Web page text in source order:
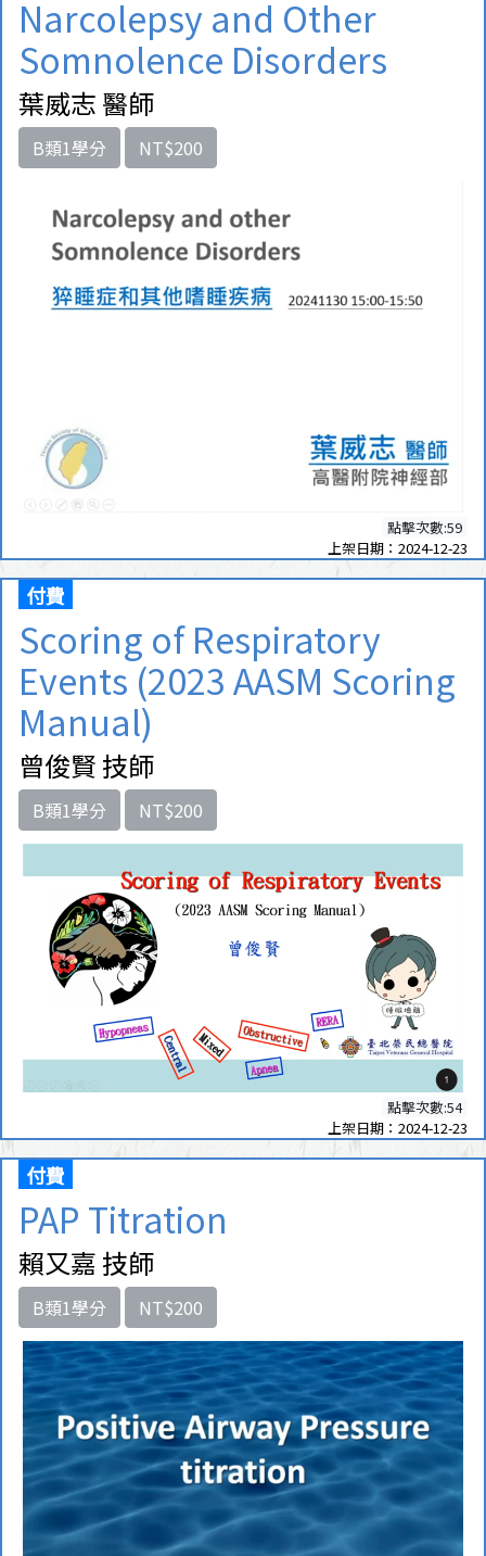
Narcolepsy and Other
Somnolence Disorders
葉威志 醫師
B類1學分 NT$200
點擊次數:59
上架日期：2024-12-23
付費
Scoring of Respiratory
Events (2023 AASM Scoring
Manual)
曾俊賢 技師
B類1學分 NT$200
點擊次數:54
上架日期：2024-12-23
付費
PAP Titration
賴又嘉 技師
B類1學分 NT$200